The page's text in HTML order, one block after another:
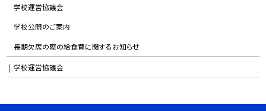
学校運営協議会
学校公開のご案内
長期欠席の際の給食費に関するお知らせ
学校運営協議会